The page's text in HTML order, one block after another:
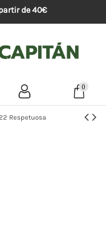
de 40€
0
Respetuosa